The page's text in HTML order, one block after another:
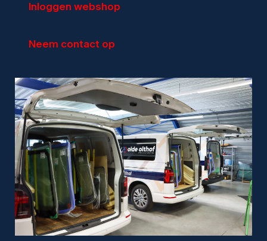
Inloggen webshop
Neem contact op
Autoruit vervangen